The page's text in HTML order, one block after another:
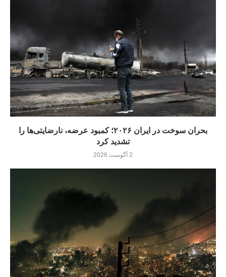
بحران سوخت در ایران ۲۰۲۶؛ کمبود عرضه، نارضایتی‌ها را
تشدید کرد
2 آگوست 2026